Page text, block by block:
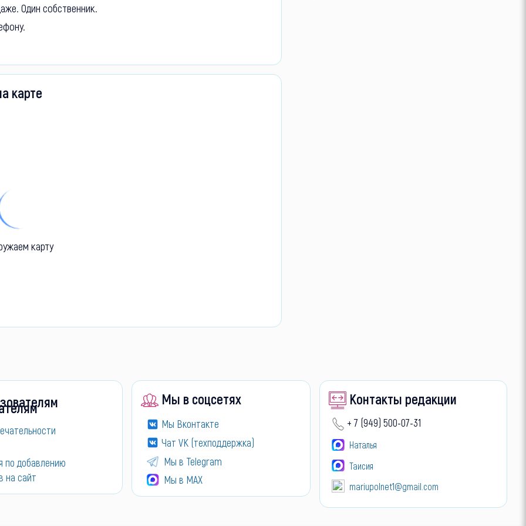
Один собственник.
карте
карту
по добавлению
на сайт
Мы в соцсетях
Мы Вконтакте
Чат VK (техподдержка)
Мы в Telegram
Мы в МАХ
Контакты редакции
+ 7 (949) 500-07-31
Наталья
Таисия
mariupolnet1@gmail.com